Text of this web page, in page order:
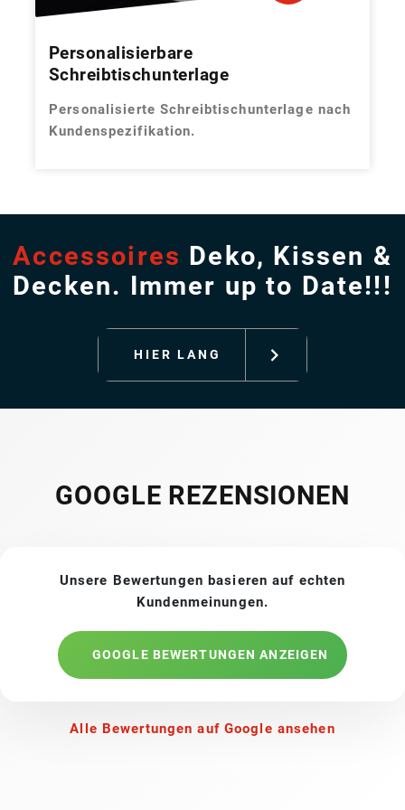
Personalisierbare
Schreibtischunterlage
Personalisierte Schreibtischunterlage nach
Kundenspezifikation.
Accessoires Deko, Kissen &
Decken. Immer up to Date!!!
HIER LANG
GOOGLE REZENSIONEN
Unsere Bewertungen basieren auf echten
Kundenmeinungen.
GOOGLE BEWERTUNGEN ANZEIGEN
Alle Bewertungen auf Google ansehen